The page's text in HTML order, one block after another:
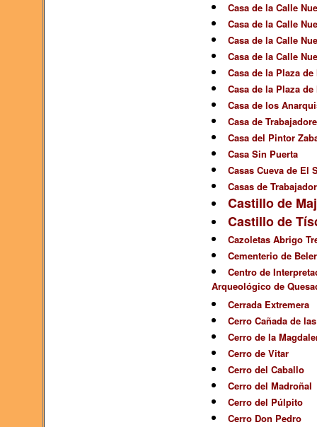
Casa de la Calle
Casa de la Calle
Casa de la Calle
Casa de la Calle
Casa de la Plaza
Casa de la Plaza
Casa de los
Casa de
Casa del Pintor
Casa Sin Puerta
Casas Cueva de El
Casas de
Castillo de
Castillo de
Cazoletas Abrigo
Cementerio de
Centro de
Arqueológico de
Cerrada Extremera
Cerro Cañada de
Cerro de la
Cerro de Vitar
Cerro del Caballo
Cerro del Madroñal
Cerro del Púlpito
Cerro Don Pedro